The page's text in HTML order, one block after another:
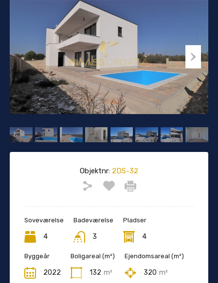
Objektnr: 2DS-32
Soveværelse
4
Badeværelse
3
Pladser
4
Byggeår
2022
Boligareal (m²)
132 m²
Ejendomsareal (m²)
320 m²